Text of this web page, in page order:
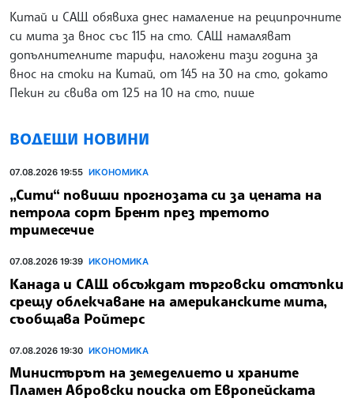
Китай и САЩ обявиха днес намаление на реципрочните
си мита за внос със 115 на сто. САЩ намаляват
допълнителните тарифи, наложени тази година за
внос на стоки на Китай, от 145 на 30 на сто, докато
Пекин ги свива от 125 на 10 на сто, пише
ВОДЕЩИ НОВИНИ
07.08.2026 19:55 ИКОНОМИКА
„Сити“ повиши прогнозата си за цената на
петрола сорт Брент през третото
тримесечие
07.08.2026 19:39 ИКОНОМИКА
Канада и САЩ обсъждат търговски отстъпки
срещу облекчаване на американските мита,
съобщава Ройтерс
07.08.2026 19:30 ИКОНОМИКА
Министърът на земеделието и храните
Пламен Абровски поиска от Европейската